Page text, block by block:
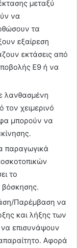
μεταξύ
να
τα
εξαίρεση
εκτάσεις από
Ε9 ή να
λανθασμένη
χειμερινό
μπορούν να
παραγωγικά
το
βόσκησης.
Παρέμβαση να
και λήξης των
επισυνάψουν
Αφορά